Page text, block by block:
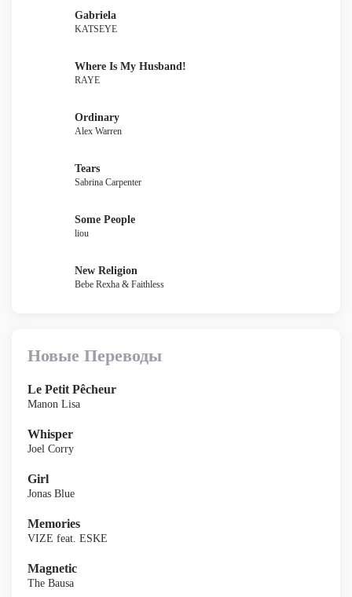
Gabriela
KATSEYE
Where Is My Husband!
RAYE
Ordinary
Alex Warren
Tears
Sabrina Carpenter
Some People
liou
New Religion
Bebe Rexha & Faithless
Новые Переводы
Le Petit Pêcheur
Manon Lisa
Whisper
Joel Corry
Girl
Jonas Blue
Memories
VIZE feat. ESKE
Magnetic
The Bausa